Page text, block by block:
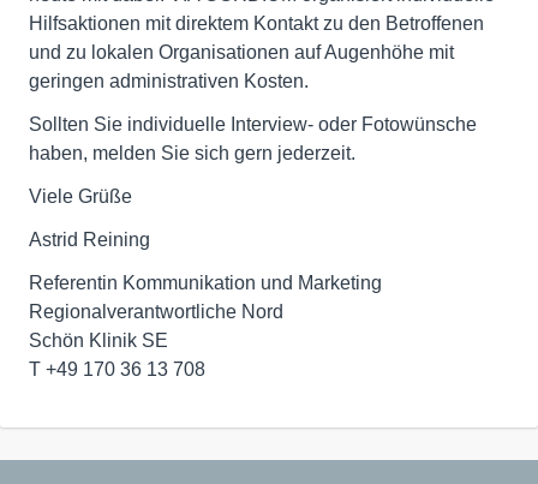
Hilfsaktionen mit direktem Kontakt zu den Betroffenen
und zu lokalen Organisationen auf Augenhöhe mit
geringen administrativen Kosten.
Sollten Sie individuelle Interview- oder Fotowünsche
haben, melden Sie sich gern jederzeit.
Viele Grüße
Astrid Reining
Referentin Kommunikation und Marketing
Regionalverantwortliche Nord
Schön Klinik SE